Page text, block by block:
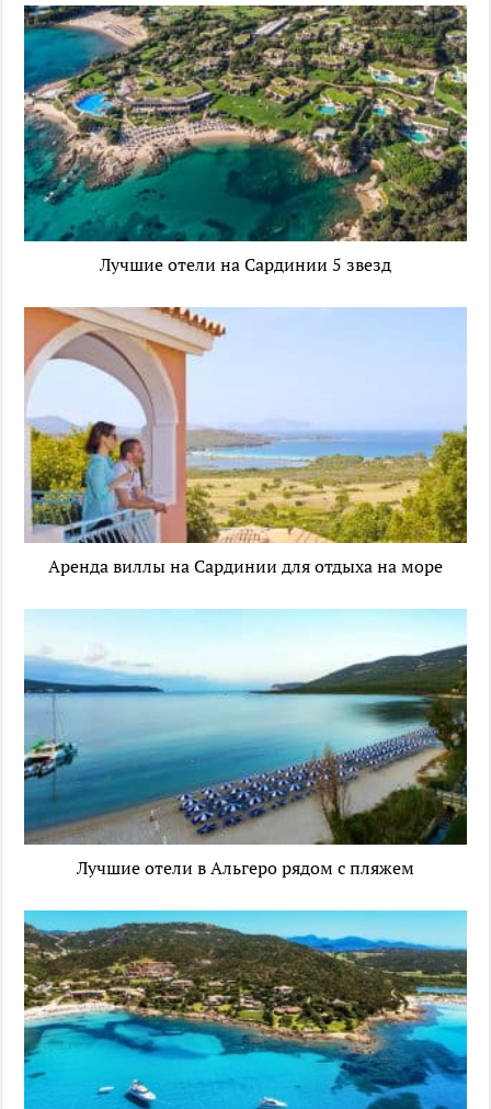
Лучшие отели на Сардинии 5 звезд
Аренда виллы на Сардинии для отдыха на море
Лучшие отели в Альгеро рядом с пляжем